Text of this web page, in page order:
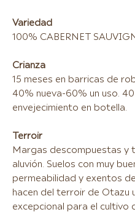
Variedad
100% CABERNET
Crianza
15 meses en barricas de
40% nueva-60% un uso.
envejecimiento en botella.
Terroir
Margas descompuestas y
aluvión. Suelos con muy
permeabilidad y exentos de
hacen del terroir de Otazu
excepcional para el cultivo